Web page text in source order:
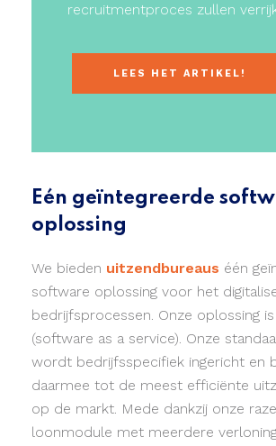
recruitmentproces zullen
LEES HET ARTIKEL!
Eén geïntegreerde
oplossing
We bieden uitzendbureaus één
software oplossing voor het
bedrijfsprocessen. Onze oplossing
(software as a service). Onze
wordt bedrijfsspecifiek ingericht en
daarmee tot de meest efficiënte
op de markt. Mede dankzij onze
loonmodule met meerdere